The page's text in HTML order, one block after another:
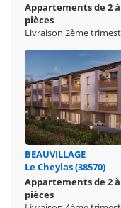
Appartements de 2 à
pièces
Livraison 2ème
BEAUVILLAGE
Le Cheylas (38570)
Appartements de 2 à
pièces